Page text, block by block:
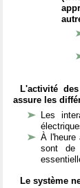
L'activité
assure les
Les
À l'heure
sont de
Le système